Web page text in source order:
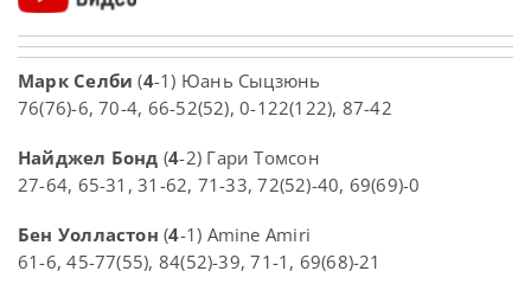
Марк Селби (4-1) Юань Сыцзюнь
76(76)-6, 70-4, 66-52(52), 0-122(122), 87-42
Найджел Бонд (4-2) Гари Томсон
27-64, 65-31, 31-62, 71-33, 72(52)-40, 69(69)-0
Бен Уолластон (4-1) Amine Amiri
61-6, 45-77(55), 84(52)-39, 71-1, 69(68)-21